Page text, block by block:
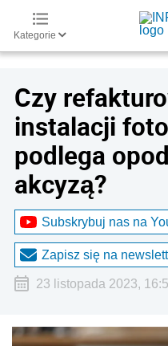
Kategorie
Czy
instalacji
podlega
akcyzą?
Subskrybuj nas na
Zapisz się na
23 listopada 2023,